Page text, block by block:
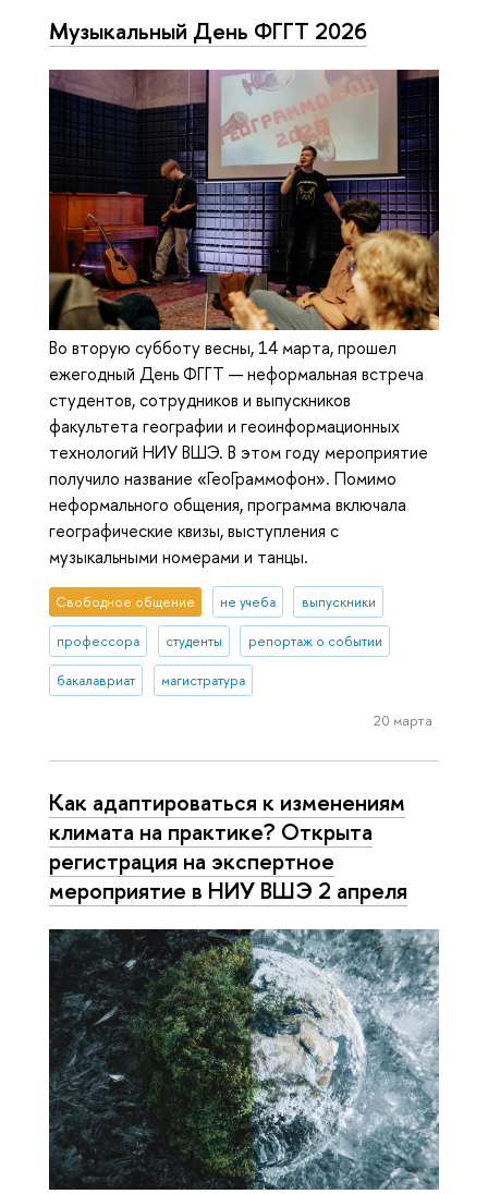
Музыкальный День ФГГТ 2026
Во вторую субботу весны, 14 марта, прошел
ежегодный День ФГГТ — неформальная встреча
студентов, сотрудников и выпускников
факультета географии и геоинформационных
технологий НИУ ВШЭ. В этом году мероприятие
получило название «ГеоГраммофон». Помимо
неформального общения, программа включала
географические квизы, выступления с
музыкальными номерами и танцы.
Свободное общение не учеба выпускники
профессора студенты репортаж о событии
бакалавриат магистратура
20 марта
Как адаптироваться к изменениям
климата на практике? Открыта
регистрация на экспертное
мероприятие в НИУ ВШЭ 2 апреля